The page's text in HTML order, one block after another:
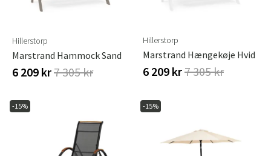
Hillerstorp
Marstrand Hammock Sand
6 209 kr7 305 kr
Hillerstorp
Marstrand Hængekøje Hvid
6 209 kr7 305 kr
-15% -15%